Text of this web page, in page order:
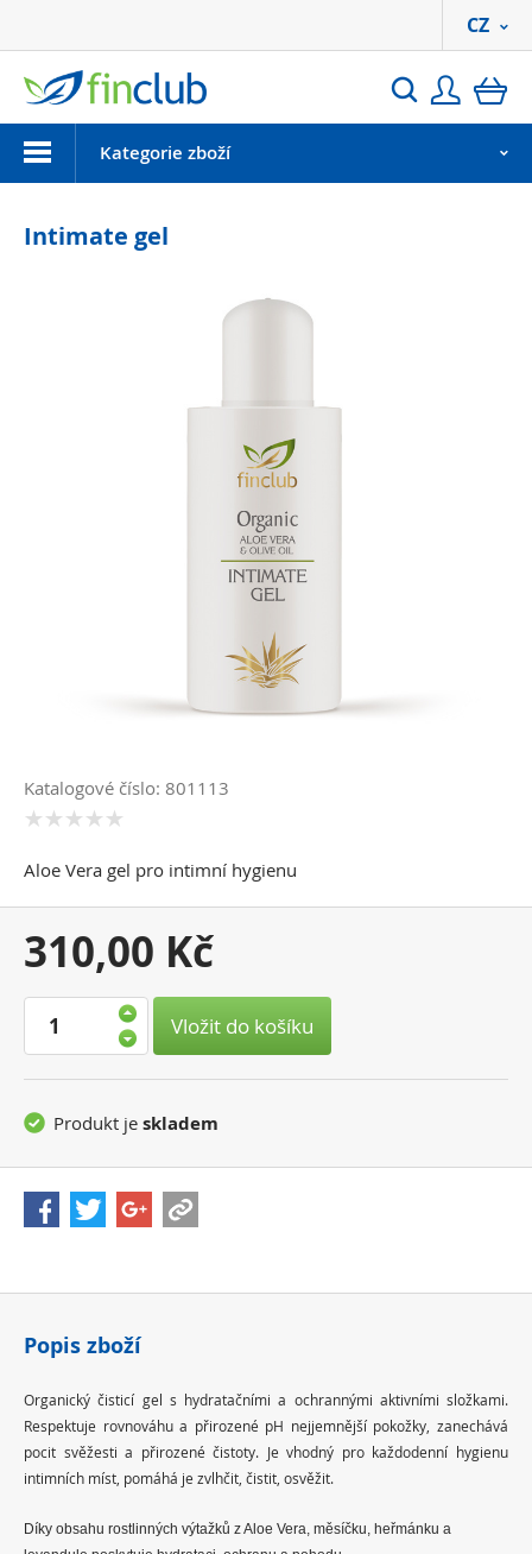
Hledat
CZ
MenuKategorie zboží
Intimate gel
Katalogové číslo: 801113
Aloe Vera gel pro intimní hygienu
Vaše
cena:
310,00 Kč
Vložit do košíku
Produkt je skladem
Popis zboží
Organický čisticí gel s hydratačními a ochrannými aktivními složkami.
Respektuje rovnováhu a přirozené pH nejjemnější pokožky, zanechává
pocit svěžesti a přirozené čistoty. Je vhodný pro každodenní hygienu
intimních míst, pomáhá je zvlhčit, čistit, osvěžit.
Díky obsahu rostlinných výtažků z Aloe Vera, měsíčku, heřmánku a